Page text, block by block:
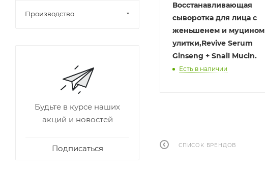
Восстанавливающая
сыворотка для лица с
женьшенем и муцином
улитки,Revive Serum
Ginseng + Snail Mucin.
Есть в наличии
СПИСОК БРЕНДОВ
Производство
Будьте в курсе наших
акций и новостей
Подписаться